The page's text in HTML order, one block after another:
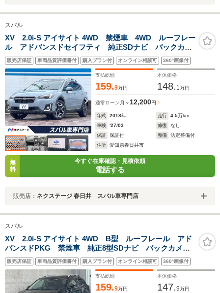
スバル
XV 2.0i-S アイサイト 4WD 禁煙車 4WD ルーフレー
ル アドバンスドセイフティ 純正SDナビ バックカメ
ラ ハーフレザーシート コーナーセンサー スマート
キー LEDヘッド ETC 純正18インチアルミ 電子パ
ーキング
販売店保証 車両品質評価書付 購入プラン付 オンライン相談可 360°画像付
支払総額
159.9万円
本体価格
148. 1万円
通常ローン 月々 12,200円
年式 2018年 走行 4.5万km
車検
'27/03 修復
なし
保証
保証付 整備
法定整備付
住所
愛知県春日井市
無
料
今すぐ在庫確認・見積依頼
電話する
販売店： ネクステージ 春日井 スバル車専門店
スバル
XV 2.0i-S アイサイト 4WD B型 ルーフレール アド
バンスドPKG 禁煙車 純正8型SDナビ バックカメ
ラ ETC ドラレコ LEDヘッド スマートキー パド
ルシフト Bluetooth接続 パワーシート X-MODE
販売店保証 車両品質評価書付 購入プラン付 オンライン相談可 360°画像付
支払総額
159.9万円
本体価格
147.9万円